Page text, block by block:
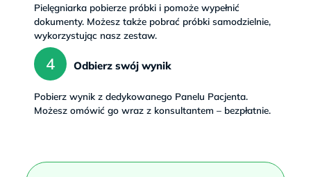
Pielęgniarka pobierze próbki i pomoże wypełnić
dokumenty. Możesz także pobrać próbki samodzielnie,
wykorzystując nasz zestaw.
Odbierz swój wynik
Pobierz wynik z dedykowanego Panelu Pacjenta.
Możesz omówić go wraz z konsultantem – bezpłatnie.